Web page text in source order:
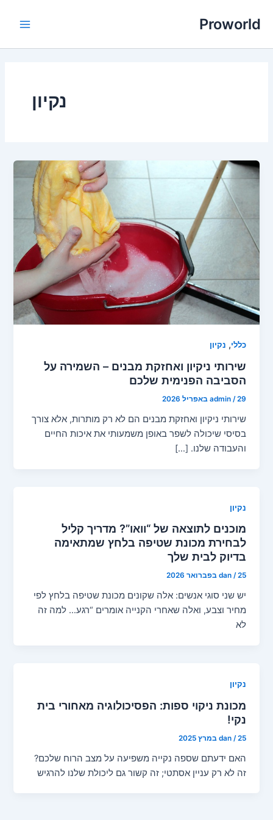
לתוכןProworld
נקיון
כללי, נקיון
שירותי ניקיון ואחזקת מבנים – השמירה על
הסביבה הפנימית שלכם
admin /29 באפריל 2026
שירותי ניקיון ואחזקת מבנים הם לא רק מותרות, אלא צורך
בסיסי שיכולה לשפר באופן משמעותי את איכות החיים
והעבודה שלנו. […]
נקיון
מוכנים לתוצאה של “וואו”? מדריך קליל
לבחירת מכונת שטיפה בלחץ שמתאימה
בדיוק לבית שלך
dan /25 בפברואר 2026
יש שני סוגי אנשים: אלה שקונים מכונת שטיפה בלחץ לפי
מחיר וצבע, ואלה שאחרי הקנייה אומרים “רגע… למה זה
לא
נקיון
מכונת ניקוי ספות: הפסיכולוגיה מאחורי בית
נקי!
dan /25 במרץ 2025
האם ידעתם שספה נקייה משפיעה על מצב הרוח שלכם?
זה לא רק עניין אסתטי; זה קשור גם ליכולת שלנו להרגיש